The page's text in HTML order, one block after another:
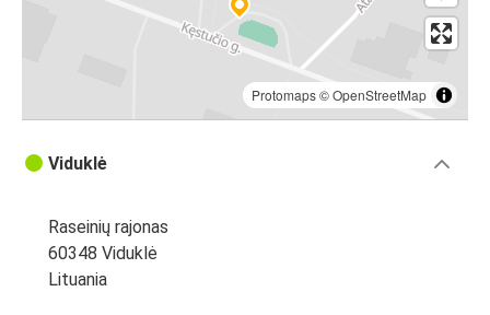
Protomaps©OpenStreetMap
Viduklė
Raseinių rajonas
60348 Viduklė
Lituania